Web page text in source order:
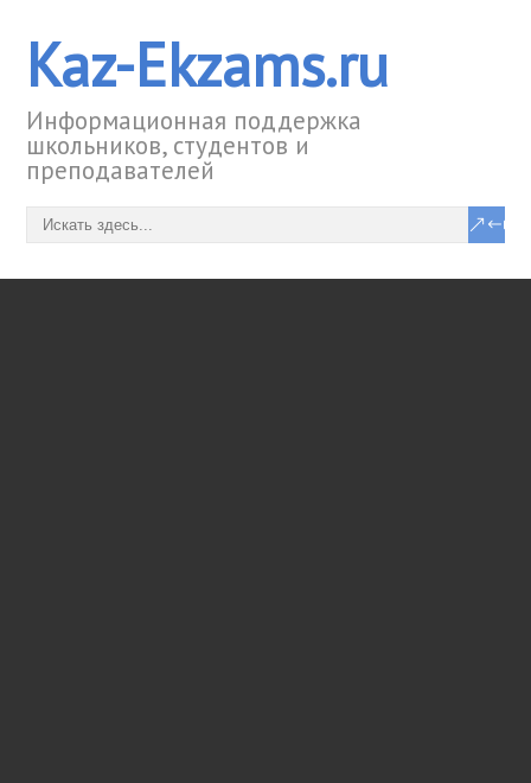
Kaz-Ekzams.ru
Информационная поддержка
школьников, студентов и
преподавателей